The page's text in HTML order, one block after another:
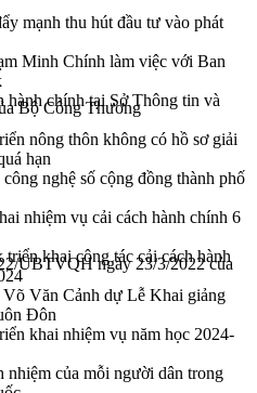
mạnh thu hút đầu tư vào phát
Minh Chính làm việc với Ban
hành chính tại Sở Thông tin và
nông thôn không có hồ sơ giải
hạn
nghệ số cộng đồng thành phố
nhiệm vụ cải cách hành chính 6
khai công tác cải cách hành
Văn Cảnh dự Lễ Khai giảng
Đôn
khai nhiệm vụ năm học 2024-
nhiệm của mỗi người dân trong
Bộ Công Thương
UBTVQH ngày 23/3/2022 của